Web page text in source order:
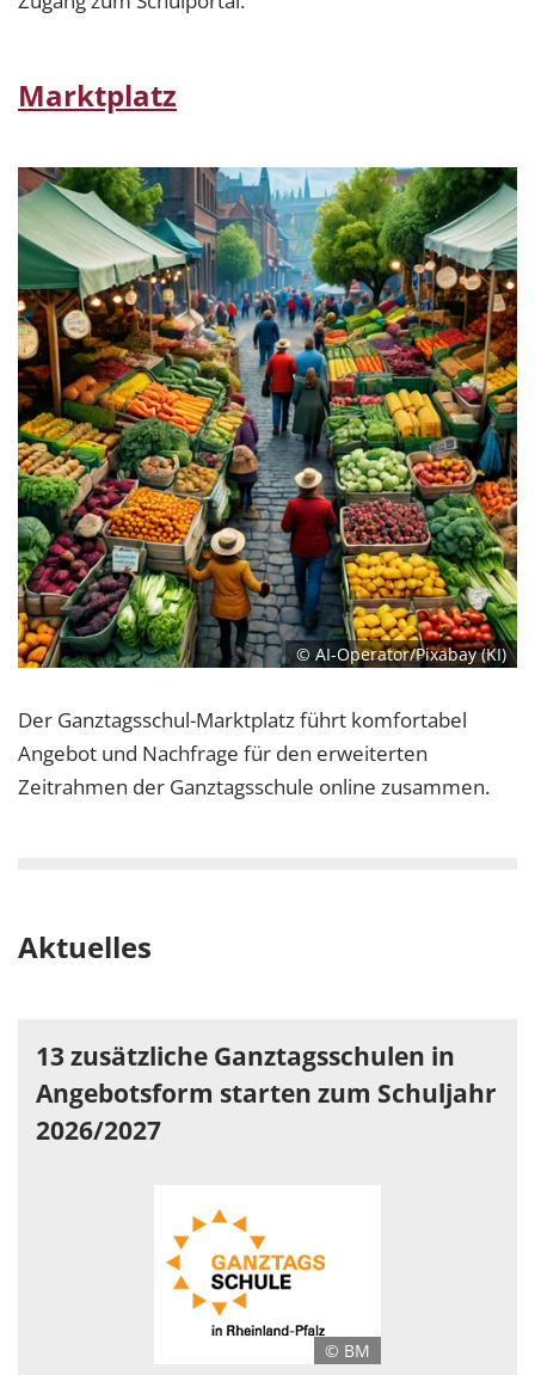
Marktplatz
© AI-Operator/Pixabay (KI)
Der Ganztagsschul-Marktplatz führt komfortabel
Angebot und Nachfrage für den erweiterten
Zeitrahmen der Ganztagsschule online zusammen.
Aktuelles
13 zusätzliche Ganztagsschulen in
Angebotsform starten zum Schuljahr
2026/2027
© BM